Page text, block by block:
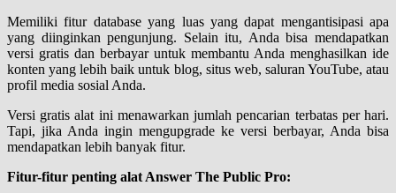
Memiliki fitur database yang luas yang dapat mengantisipasi apa
yang diinginkan pengunjung. Selain itu, Anda bisa mendapatkan
versi gratis dan berbayar untuk membantu Anda menghasilkan ide
konten yang lebih baik untuk blog, situs web, saluran YouTube, atau
profil media sosial Anda.
Versi gratis alat ini menawarkan jumlah pencarian terbatas per hari.
Tapi, jika Anda ingin mengupgrade ke versi berbayar, Anda bisa
mendapatkan lebih banyak fitur.
Fitur-fitur penting alat Answer The Public Pro: